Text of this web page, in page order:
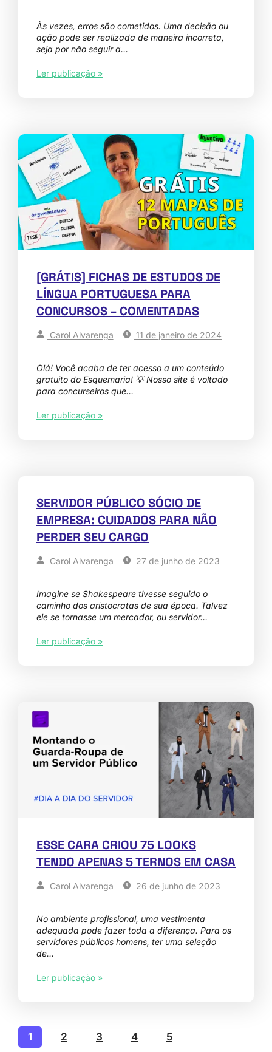
Às vezes, erros são cometidos. Uma decisão ou
ação pode ser realizada de maneira incorreta,
seja por não seguir a…
Ler publicação »
[GRÁTIS] FICHAS DE ESTUDOS DE
LÍNGUA PORTUGUESA PARA
CONCURSOS – COMENTADAS
Carol Alvarenga 11 de janeiro de 2024
Olá! Você acaba de ter acesso a um conteúdo
gratuito do Esquemaria! 💡 Nosso site é voltado
para concurseiros que…
Ler publicação »
SERVIDOR PÚBLICO SÓCIO DE
EMPRESA: CUIDADOS PARA NÃO
PERDER SEU CARGO
Carol Alvarenga 27 de junho de 2023
Imagine se Shakespeare tivesse seguido o
caminho dos aristocratas de sua época. Talvez
ele se tornasse um mercador, ou servidor…
Ler publicação »
ESSE CARA CRIOU 75 LOOKS
TENDO APENAS 5 TERNOS EM CASA
Carol Alvarenga 26 de junho de 2023
No ambiente profissional, uma vestimenta
adequada pode fazer toda a diferença. Para os
servidores públicos homens, ter uma seleção
de…
Ler publicação »
1 2 3 4 5